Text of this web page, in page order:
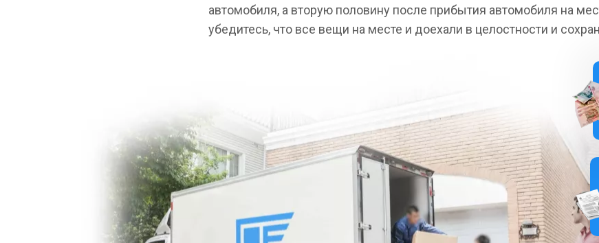
автомобиля, а вторую половину после прибытия автомобиля на
убедитесь, что все вещи на месте и доехали в целостности и